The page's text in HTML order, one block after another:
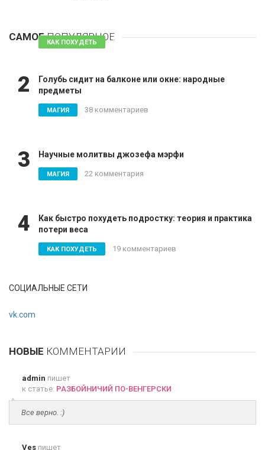
САМОЕПОПУЛЯРНОЕ
КАК ПОХУДЕТЬ 81 комментарий
2
Голубь сидит на балконе или окне: народные
предметы
МАГИЯ 38 комментариев
3 Научные молитвы джозефа мэрфи
МАГИЯ 22 комментария
4
Как быстро похудеть подростку: теория и практика
потери веса
КАК ПОХУДЕТЬ 19 комментариев
СОЦИАЛЬНЫЕ СЕТИ
vk.com
НОВЫЕ КОММЕНТАРИИ
admin пишет
к статье: РАЗБОЙНИЧИЙ ПО-ВЕНГЕРСКИ
Все верно. :)
Ves пишет